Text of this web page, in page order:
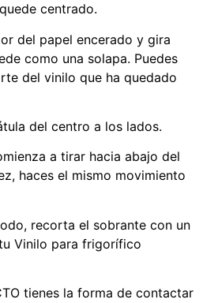
centrado.
del papel encerado y gira
como una solapa. Puedes
del vinilo que ha quedado
del centro a los lados.
a tirar hacia abajo del
haces el mismo movimiento
recorta el sobrante con un
Vinilo para frigorífico
tienes la forma de contactar